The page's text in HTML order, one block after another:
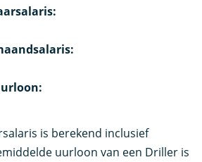
is berekend inclusief
uurloon van een Driller is